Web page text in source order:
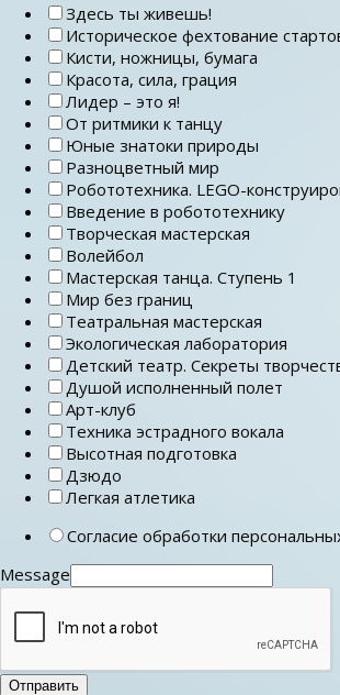
Здесь ты живешь!
Историческое фехтование
Кисти, ножницы, бумага
Красота, сила, грация
Лидер – это я!
От ритмики к танцу
Юные знатоки природы
Разноцветный мир
Робототехника. LEGO-
Введение в робототехнику
Творческая мастерская
Волейбол
Мастерская танца. Ступень 1
Мир без границ
Театральная мастерская
Экологическая лаборатория
Детский театр. Секреты
Душой исполненный полет
Арт-клуб
Техника эстрадного вокала
Высотная подготовка
Дзюдо
Легкая атлетика
Согласие обработки
Message
Отправить